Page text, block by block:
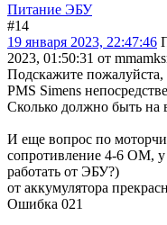
Питание ЭБУ
#14
19 января 2023, 22:47:46
2023, 01:50:31 от
Подскажите
PMS Simens
Сколько должно быть на
И еще вопрос по
сопротивление 4-6 ОМ,
работать от ЭБУ?)
от аккумулятора
Ошибка 021